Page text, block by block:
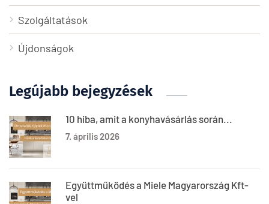
Szolgáltatások
Újdonságok
Legújabb bejegyzések
10 hiba, amit a konyhavásárlás során...
7. április 2026
Együttműködés a Miele Magyarország Kft-
vel